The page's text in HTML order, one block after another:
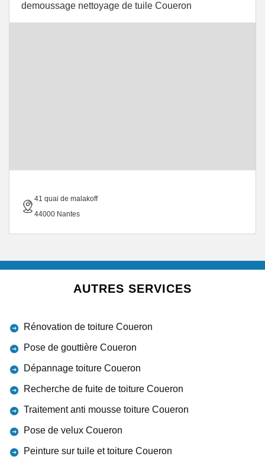
demoussage nettoyage de tuile Coueron
41 quai de malakoff
44000 Nantes
AUTRES SERVICES
Rénovation de toiture Coueron
Pose de gouttière Coueron
Dépannage toiture Coueron
Recherche de fuite de toiture Coueron
Traitement anti mousse toiture Coueron
Pose de velux Coueron
Peinture sur tuile et toiture Coueron